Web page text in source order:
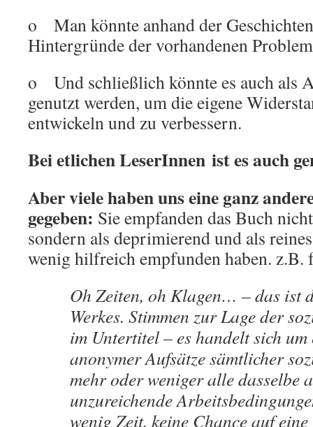
o Man könnte anhand der
Hintergründe der vorhandenen
o Und schließlich könnte es auch als
genutzt werden, um die eigene
entwickeln und zu verbessern.
Bei etlichen LeserInnen ist es auch
Aber viele haben uns eine ganz
gegeben: Sie empfanden das Buch
sondern als deprimierend und als
wenig hilfreich empfunden haben. z.B.
Oh Zeiten, oh Klagen… – das ist
Werkes. Stimmen zur Lage der
im Untertitel – es handelt sich um
anonymer Aufsätze sämtlicher
mehr oder weniger alle dasselbe
unzureichende
wenig Zeit, keine Chance auf